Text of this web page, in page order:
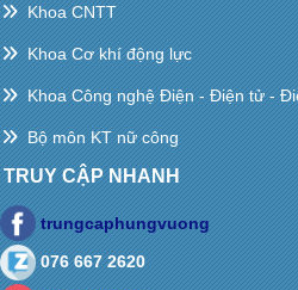
Khoa CNTT
Khoa Cơ khí động lực
Khoa Công nghệ Điện - Điện tử -
Bộ môn KT nữ công
TRUY CẬP NHANH
trungcaphungvuong
076 667 2620